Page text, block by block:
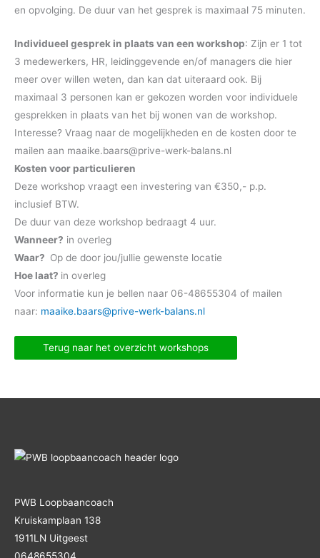
en opvolging. De duur van het gesprek is maximaal 75 minuten.
Individueel gesprek in plaats van een workshop: Zijn er 1 tot
3 medewerkers, HR, leidinggevende en/of managers die hier
meer over willen weten, dan kan dat uiteraard ook. Bij
maximaal 3 personen kan er gekozen worden voor individuele
gesprekken in plaats van het bij wonen van de workshop.
Interesse? Vraag naar de mogelijkheden en de kosten door te
mailen aan maaike.baars@prive-werk-balans.nl
Kosten voor particulieren
Deze workshop vraagt een investering van €350,- p.p.
inclusief BTW.
De duur van deze workshop bedraagt 4 uur.
Wanneer? in overleg
Waar? Op de door jou/jullie gewenste locatie
Hoe laat? in overleg
Voor informatie kun je bellen naar 06-48655304 of mailen
naar: maaike.baars@prive-werk-balans.nl
Terug naar het overzicht workshops
PWB Loopbaancoach
Kruiskamplaan 138
1911LN Uitgeest